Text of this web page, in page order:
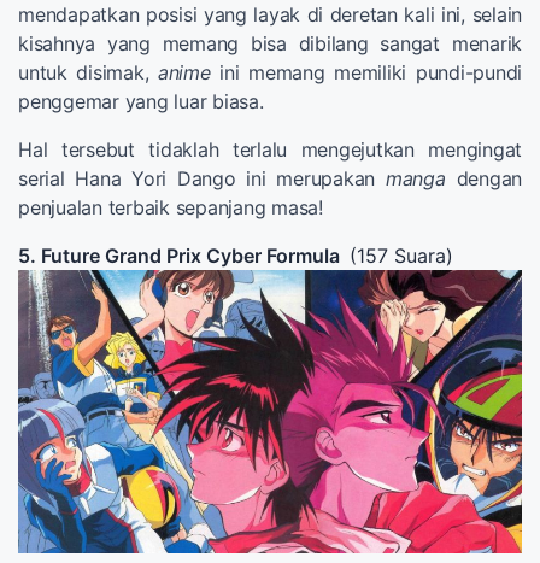
mendapatkan posisi yang layak di deretan kali ini, selain
kisahnya yang memang bisa dibilang sangat menarik
untuk disimak, animeini memang memiliki pundi-pundi
penggemar yang luar biasa.
Hal tersebut tidaklah terlalu mengejutkan mengingat
serial Hana Yori Dango ini merupakan manga dengan
penjualan terbaik sepanjang masa!
5. Future Grand Prix Cyber Formula (157 Suara)